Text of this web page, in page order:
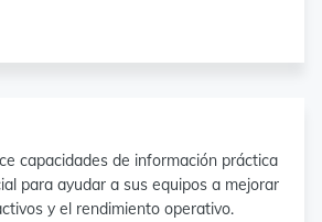
capacidades de información práctica
para ayudar a sus equipos a mejorar
y el rendimiento operativo.